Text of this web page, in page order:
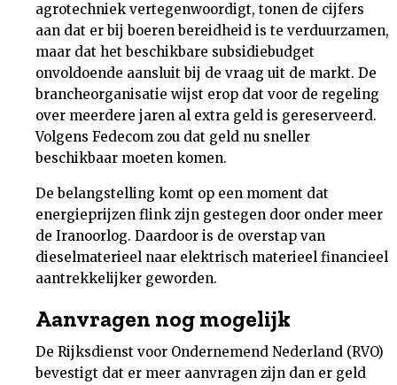
agrotechniek vertegenwoordigt, tonen de cijfers
aan dat er bij boeren bereidheid is te verduurzamen,
maar dat het beschikbare subsidiebudget
onvoldoende aansluit bij de vraag uit de markt. De
brancheorganisatie wijst erop dat voor de regeling
over meerdere jaren al extra geld is gereserveerd.
Volgens Fedecom zou dat geld nu sneller
beschikbaar moeten komen.
De belangstelling komt op een moment dat
energieprijzen flink zijn gestegen door onder meer
de Iranoorlog. Daardoor is de overstap van
dieselmaterieel naar elektrisch materieel financieel
aantrekkelijker geworden.
Aanvragen nog mogelijk
De Rijksdienst voor Ondernemend Nederland (RVO)
bevestigt dat er meer aanvragen zijn dan er geld